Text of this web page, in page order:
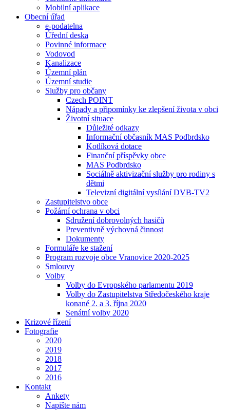
Mobilní aplikace
Obecní úřad
e-podatelna
Úřední deska
Povinné informace
Vodovod
Kanalizace
Územní plán
Územní studie
Služby pro občany
Czech POINT
Nápady a připomínky ke zlepšení života v obci
Životní situace
Důležité odkazy
Informační občasník MAS Podbrdsko
Kotlíková dotace
Finanční příspěvky obce
MAS Podbrdsko
Sociálně aktivizační služby pro rodiny s
dětmi
Televizní digitální vysílání DVB-TV2
Zastupitelstvo obce
Požární ochrana v obci
Sdružení dobrovolných hasičů
Preventivně výchovná činnost
Dokumenty
Formuláře ke stažení
Program rozvoje obce Vranovice 2020-2025
Smlouvy
Volby
Volby do Evropského parlamentu 2019
Volby do Zastupitelstva Středočeského kraje
konané 2. a 3. října 2020
Senátní volby 2020
Krizové řízení
Fotografie
2020
2019
2018
2017
2016
Kontakt
Ankety
Napište nám